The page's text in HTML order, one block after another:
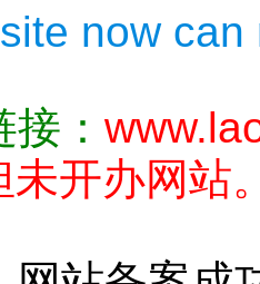
now
：
未开办网站